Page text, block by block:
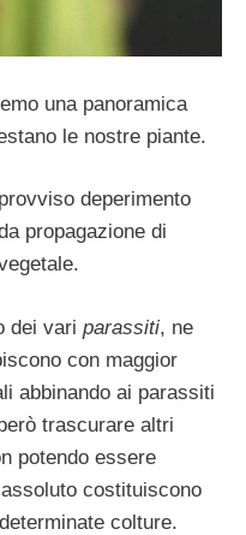
una panoramica
le nostre piante.
depe­rimento
propagazione di
dei vari pa­rassiti, ne
con maggior
abbinando ai parassiti
trascurare altri
potendo es­sere
costituiscono
colture.